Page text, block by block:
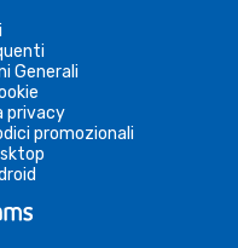
Generali
privacy
promozionali